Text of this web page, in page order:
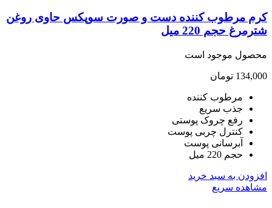
مرطوب کننده دست و صورت سوپکس حاوی روغن
حجم 220 میل
موجود است
تومان
مرطوب کننده
جذب سریع
رفع چروک پوستی
کنترل چربی پوست
آبرسانی پوست
حجم 220 میل
به سبد خرید
سریع